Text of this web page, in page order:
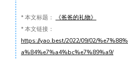
*本文标题：
《爸爸的礼物》
*本文链接：
https://yao.best/2022/09/02/
a%84%e7%a4%bc%e7%89%a9/